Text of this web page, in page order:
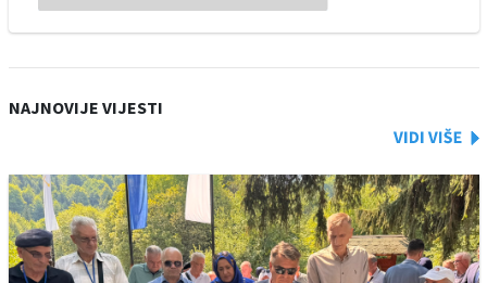
NAJNOVIJE VIJESTI